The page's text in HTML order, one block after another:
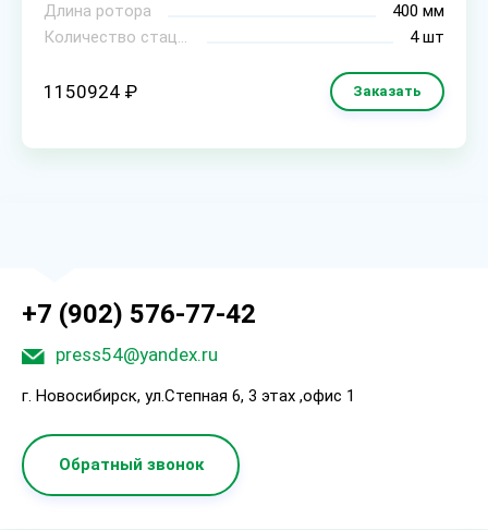
Длина ротора
400 мм
Количество стационарных ножей
4 шт
1150924 ₽ Заказать
+7 (902) 576-77-42
press54@yandex.ru
г. Новосибирск, ул.Степная 6, 3 этах ,офис 1
Обратный звонок